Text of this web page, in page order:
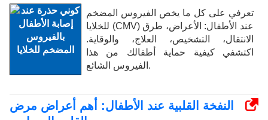
تعرفي على كل ما يخص الفيروس المضخم
للخلايا (CMV) عند الأطفال: الأعراض، طرق
الانتقال، التشخيص، العلاج، والوقاية.
اكتشفي كيفية حماية أطفالك من هذا
الفيروس الشائع.
النفخة القلبية عند الأطفال: أهم أعراض مرض